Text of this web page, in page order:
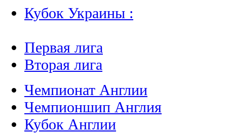
Кубок Украины :
Первая лига
Вторая лига
Чемпионат Англии
Чемпионшип Англия
Кубок Англии